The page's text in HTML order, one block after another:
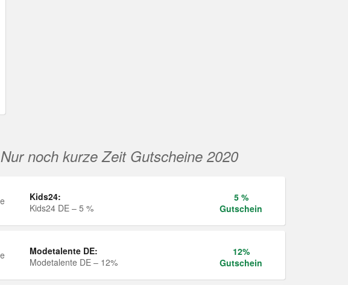
Nur noch kurze Zeit Gutscheine 2020
Kids24:
Kids24 DE – 5 %
5 %
Gutschein
Modetalente DE:
Modetalente DE – 12%
12%
Gutschein